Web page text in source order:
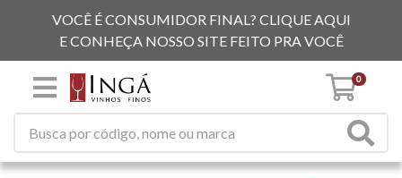
VOCÊ É CONSUMIDOR FINAL? CLIQUE AQUI
E CONHEÇA NOSSO SITE FEITO PRA VOCÊ
0